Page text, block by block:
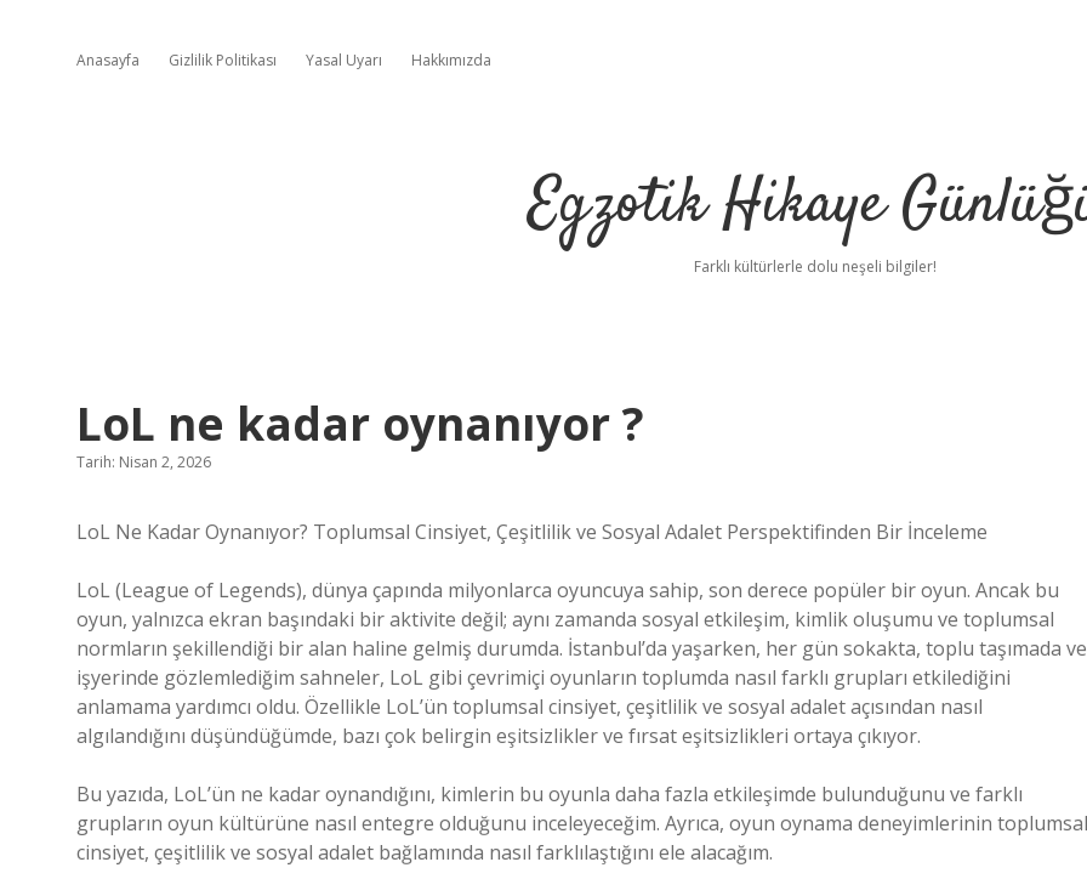
Anasayfa Gizlilik Politikası Yasal Uyarı Hakkımızda
Egzotik Hikaye
Farklı kültürlerle dolu neşeli bilgiler!
LoL ne kadar oynanıyor ?
Tarih: Nisan 2, 2026
LoL Ne Kadar Oynanıyor? Toplumsal Cinsiyet, Çeşitlilik ve Sosyal Adalet Perspektifinden Bir İnceleme
LoL (League of Legends), dünya çapında milyonlarca oyuncuya sahip, son derece popüler bir oyun. Ancak bu
oyun, yalnızca ekran başındaki bir aktivite değil; aynı zamanda sosyal etkileşim, kimlik oluşumu ve toplumsal
normların şekillendiği bir alan haline gelmiş durumda. İstanbul’da yaşarken, her gün sokakta, toplu taşımada ve
işyerinde gözlemlediğim sahneler, LoL gibi çevrimiçi oyunların toplumda nasıl farklı grupları etkilediğini
anlamama yardımcı oldu. Özellikle LoL’ün toplumsal cinsiyet, çeşitlilik ve sosyal adalet açısından nasıl
algılandığını düşündüğümde, bazı çok belirgin eşitsizlikler ve fırsat eşitsizlikleri ortaya çıkıyor.
Bu yazıda, LoL’ün ne kadar oynandığını, kimlerin bu oyunla daha fazla etkileşimde bulunduğunu ve farklı
grupların oyun kültürüne nasıl entegre olduğunu inceleyeceğim. Ayrıca, oyun oynama deneyimlerinin toplumsal
cinsiyet, çeşitlilik ve sosyal adalet bağlamında nasıl farklılaştığını ele alacağım.